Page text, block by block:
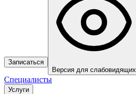
Записаться
Версия для слабовидящих
Специалисты
Услуги